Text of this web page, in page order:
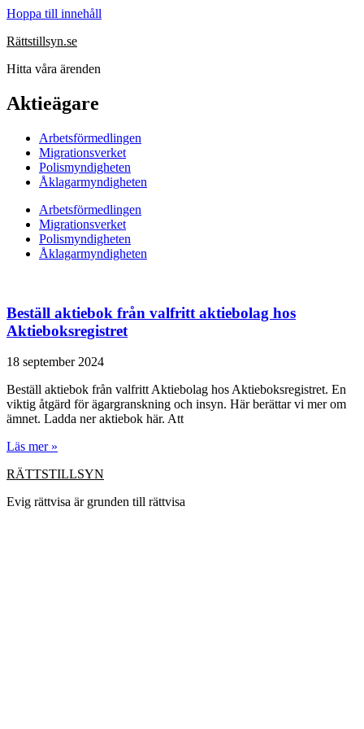
Hoppa till innehåll
Rättstillsyn.se
Hitta våra ärenden
Aktieägare
Arbetsförmedlingen
Migrationsverket
Polismyndigheten
Åklagarmyndigheten
Arbetsförmedlingen
Migrationsverket
Polismyndigheten
Åklagarmyndigheten
Beställ aktiebok från valfritt aktiebolag hos
Aktieboksregistret
18 september 2024
Beställ aktiebok från valfritt Aktiebolag hos Aktieboksregistret. En
viktig åtgärd för ägargranskning och insyn. Här berättar vi mer om
ämnet. Ladda ner aktiebok här. Att
Läs mer »
RÄTTSTILLSYN
Evig rättvisa är grunden till rättvisa